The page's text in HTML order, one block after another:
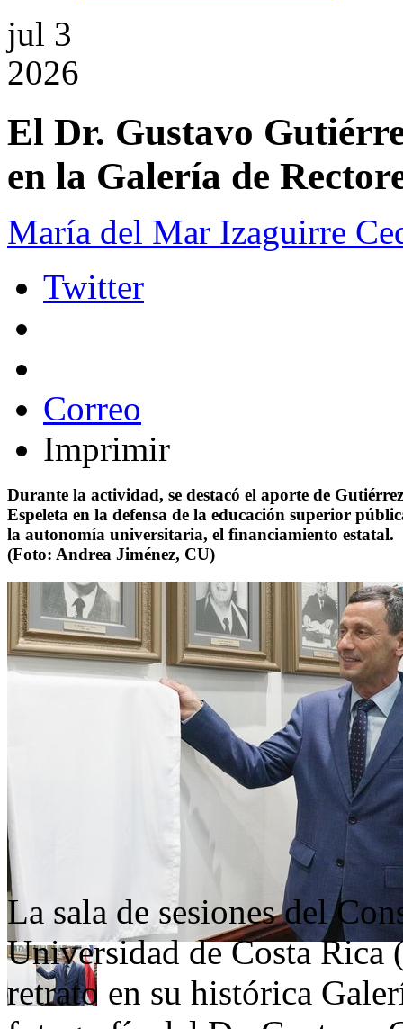
jul 3
2026
El Dr. Gustavo
en la Galería de
María del Mar Izaguirre
Twitter
Correo
Imprimir
Durante la actividad, se destacó el aporte de Gutiérrez
Espeleta en la defensa de la educación superior
la autonomía universitaria, el financiamiento estatal.
(Foto: Andrea Jiménez, CU)
La sala de sesiones del
Universidad de Costa Rica
retrato en su histórica